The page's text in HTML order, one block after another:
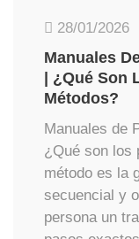
28/01/2026
Manuales
| ¿Qué
Métodos?
Manuales de
¿Qué son los
método es la
secuencial y
persona un